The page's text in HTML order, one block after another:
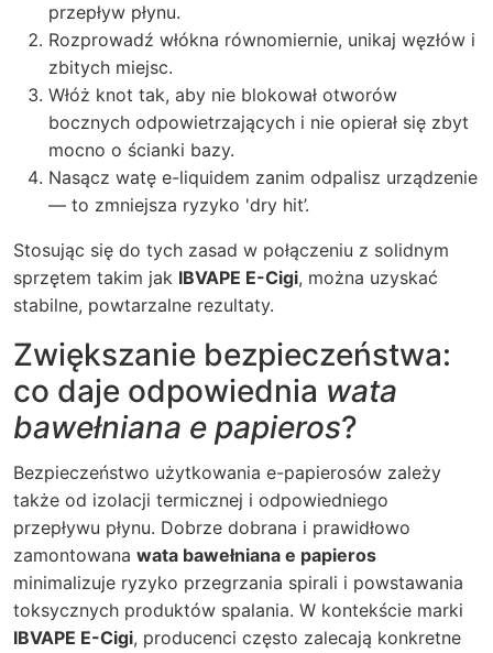
przepływ płynu.
Rozprowadź włókna równomiernie, unikaj węzłów i
zbitych miejsc.
Włóż knot tak, aby nie blokował otworów
bocznych odpowietrzających i nie opierał się zbyt
mocno o ścianki bazy.
Nasącz watę e-liquidem zanim odpalisz urządzenie
— to zmniejsza ryzyko 'dry hit’.
Stosując się do tych zasad w połączeniu z solidnym
sprzętem takim jak IBVAPE E-Cigi, można uzyskać
stabilne, powtarzalne rezultaty.
Zwiększanie bezpieczeństwa:
co daje odpowiednia wata
bawełniana e papieros?
Bezpieczeństwo użytkowania e-papierosów zależy
także od izolacji termicznej i odpowiedniego
przepływu płynu. Dobrze dobrana i prawidłowo
zamontowana wata bawełniana e papieros
minimalizuje ryzyko przegrzania spirali i powstawania
toksycznych produktów spalania. W kontekście marki
IBVAPE E-Cigi, producenci często zalecają konkretne